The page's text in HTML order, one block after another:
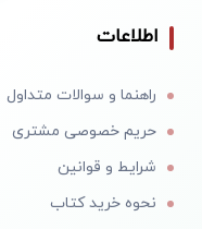
اطلاعات
راهنما و سوالات متداول
حریم خصوصی مشتری
شرایط و قوانین
نحوه خرید کتاب